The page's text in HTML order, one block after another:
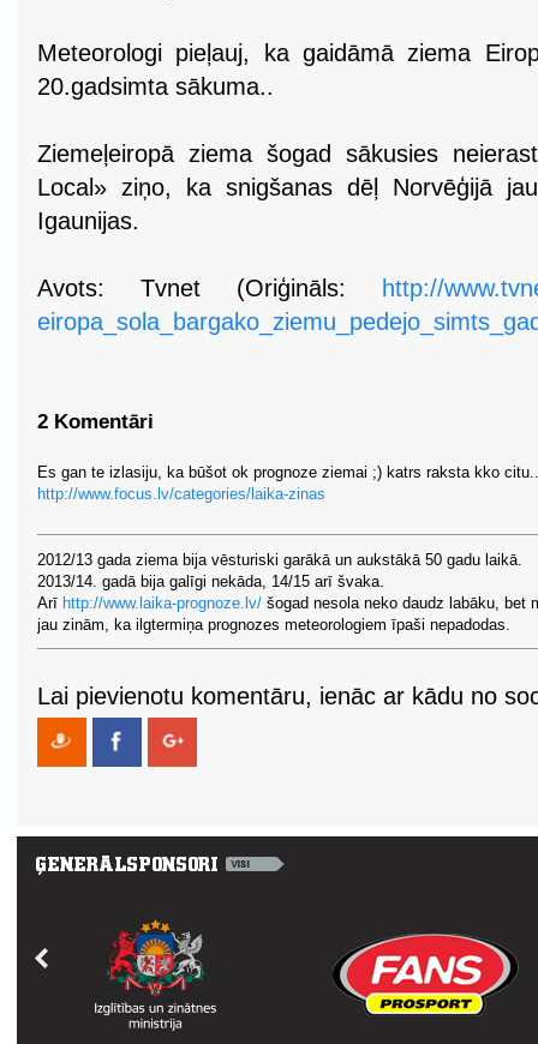
Meteorologi pieļauj, ka gaidāmā ziema
20.gadsimta sākuma..
Ziemeļeiropā ziema šogad sākusies
Local» ziņo, ka snigšanas dēļ Norvēģijā
Igaunijas.
Avots: Tvnet (Oriģināls:
http://
2 Komentāri
Es gan te izlasiju, ka būšot ok prognoze ziemai ;) katrs raksta kko
http://www.focus.lv/categories/laika-zinas
2012/13 gada ziema bija vēsturiski garākā un aukstākā 50 gadu laikā.
2013/14. gadā bija galīgi nekāda, 14/15 arī švaka.
Arī http://www.laika-prognoze.lv/ šogad nesola neko daudz labāku, bet
jau zinām, ka ilgtermiņa prognozes meteorologiem īpaši nepadodas.
Lai pievienotu komentāru, ienāc ar kādu no